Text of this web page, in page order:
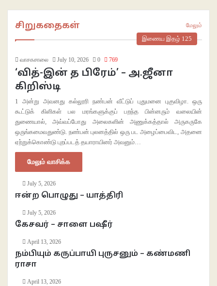
சிறுகதைகள் மேலும்
இணைய இதழ் 125
வாசகசாலை July 10, 2026 0 769
‘வித்-இன் த பிரேம்’ – அ.ஜீனா
கிறிஸ்டி
1 அன்று அவனது கல்லூரி நண்பன் வீட்டுப் புதுமனை புகுவிழா. ஒரு
கூட்டுக் கிளிகள் பல மரங்களுக்குப் பறந்த பின்னரும்‌ வலையின்
துணையால், அவ்வப்போது அலைகளின் அணுக்கத்தால் அருகருகே
ஒருங்கமைவதுண்டு. நண்பன் புலனத்தில் ஒரு பட அழைப்பைவிட, அதனை
ஏற்றுக்கொண்டு புறப்படத் தயாராயினர் அவனும்…
மேலும் வாசிக்க
July 5, 2026
ஈன்ற பொழுது – யாத்திரி
July 5, 2026
கேசவர் – சாளை பஷீர்
April 13, 2026
நம்பியும் கருப்பாயி புருசனும் – கண்மணி
ராசா
April 13, 2026